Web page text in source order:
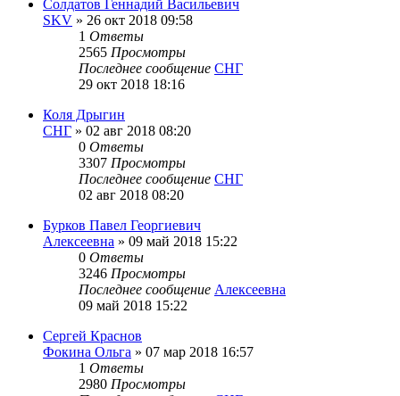
Солдатов Геннадий Васильевич
SKV » 26 окт 2018 09:58
1 Ответы
2565 Просмотры
Последнее сообщение СНГ
29 окт 2018 18:16
Коля Дрыгин
СНГ » 02 авг 2018 08:20
0 Ответы
3307 Просмотры
Последнее сообщение СНГ
02 авг 2018 08:20
Бурков Павел Георгиевич
Алексеевна » 09 май 2018 15:22
0 Ответы
3246 Просмотры
Последнее сообщение Алексеевна
09 май 2018 15:22
Сергей Краснов
Фокина Ольга » 07 мар 2018 16:57
1 Ответы
2980 Просмотры